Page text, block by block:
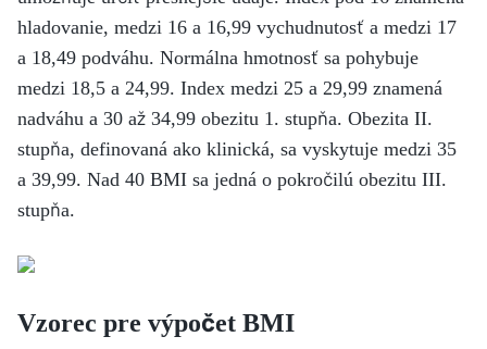
hladovanie, medzi 16 a 16,99 vychudnutosť a medzi 17
a 18,49 podváhu. Normálna hmotnosť sa pohybuje
medzi 18,5 a 24,99. Index medzi 25 a 29,99 znamená
nadváhu a 30 až 34,99 obezitu 1. stupňa. Obezita II.
stupňa, definovaná ako klinická, sa vyskytuje medzi 35
a 39,99. Nad 40 BMI sa jedná o pokročilú obezitu III.
stupňa.
Vzorec pre výpočet BMI